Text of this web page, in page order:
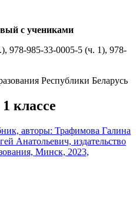
с учениками
978-985-33-0005-5 (ч. 1), 978-
Республики Беларусь
классе